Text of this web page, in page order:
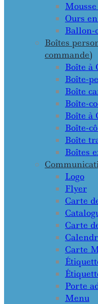
Ours
Ballon-
Boîtes
commande)
Boîte à
Boîte-
Boîte
Boîte-
Boîte à
Boîte-
Boîte
Boîtes
Logo
Flyer
Carte
Carte
Carte
Porte
Menu